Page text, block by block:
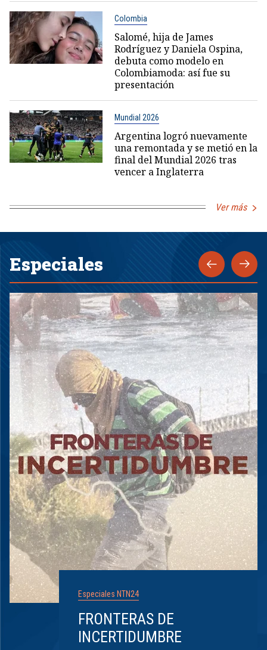
Colombia
Salomé, hija de James
Rodríguez y Daniela Ospina,
debuta como modelo en
Colombiamoda: así fue su
presentación
Mundial 2026
Argentina logró nuevamente
una remontada y se metió en la
final del Mundial 2026 tras
vencer a Inglaterra
Ver más
Especiales
Especiales NTN24
FRONTERAS DE
INCERTIDUMBRE